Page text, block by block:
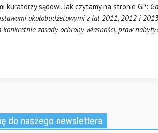
kuratorzy sądowi. Jak czytamy na stronie GP:
okołobudżetowymi z lat 2011, 2012 i
zasady ochrony własności, praw
do naszego newslettera